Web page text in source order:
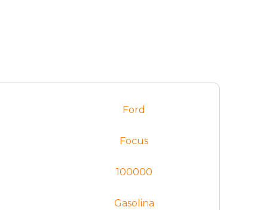
Ford
Focus
100000
Gasolina